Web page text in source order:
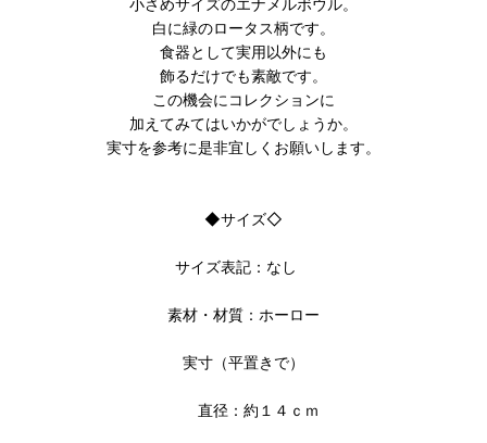
白に緑のロータス柄です。
食器として実用以外にも
飾るだけでも素敵です。
この機会にコレクションに
加えてみてはいかがでしょうか。
実寸を参考に是非宜しくお願いします。
◆サイズ◇
サイズ表記：なし
素材・材質：ホーロー
実寸（平置きで）
直径：約１４ｃｍ